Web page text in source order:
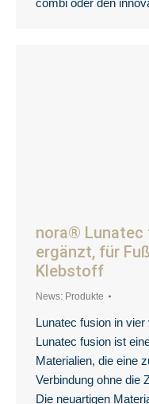
combi oder den
nora® Lunatec
ergänzt, für
Klebstoff
News: Produkte
Lunatec fusion in
Lunatec fusion ist
Materialien, die eine
Verbindung ohne die
Die neuartigen